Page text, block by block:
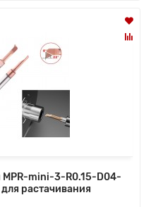
MPR-mini-3-R0.15-D04-
растачивания